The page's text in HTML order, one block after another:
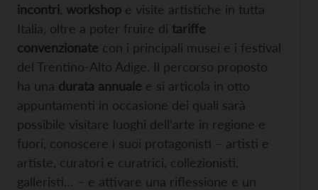
incontri workshop e visite artistiche in tutta
Italia, oltre a poter fruire di tariffe
convenzionate con i principali musei e i festival
del Trentino-Alto Adige. Il percorso proposto
ha una durata annuale e si articola in otto
appuntamenti in occasione dei quali sarà
possibile visitare luoghi dell’arte in regione e
fuori, conoscere i suoi protagonisti – artisti e
artiste, curatori e curatrici, collezionisti,
galleristi… – e attivare una riflessione e un